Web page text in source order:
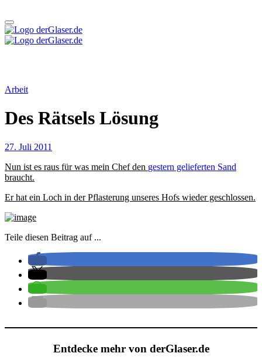
Inhalt
springen
derGlaser.de
Arbeit
Des Rätsels Lösung
27. Juli 2011
Nun ist es raus für was mein Chef den gestern gelieferten Sand
braucht.
Er hat ein Loch in der Pflasterung unseres Hofs wieder geschlossen.
Teile diesen Beitrag auf ...
Entdecke mehr von derGlaser.de